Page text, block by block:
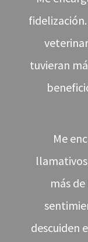
tuvieran
Me
más
descuiden